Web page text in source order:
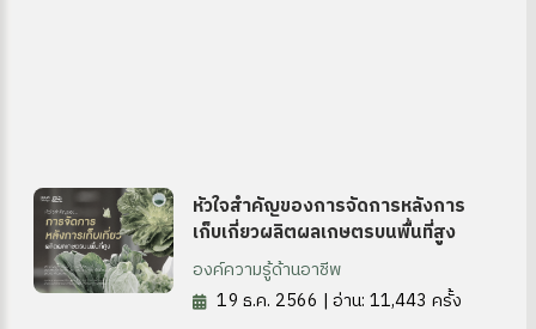
หัวใจสำคัญของการจัดการหลังการ
เก็บเกี่ยวผลิตผลเกษตรบนพื้นที่สูง
องค์ความรู้ด้านอาชีพ
19 ธ.ค. 2566 | อ่าน: 11,443 ครั้ง